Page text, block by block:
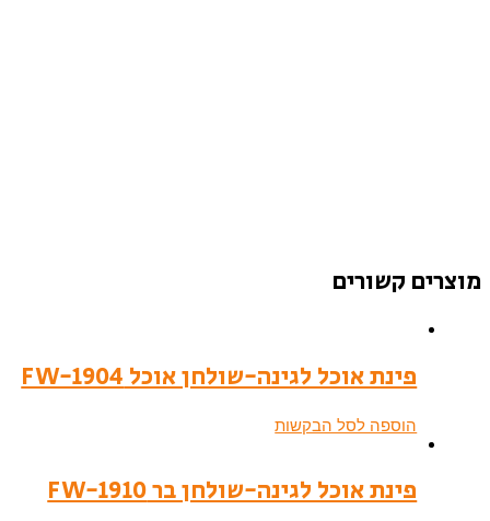
מוצרים קשורים
פינת אוכל לגינה-שולחן אוכל FW-1904
הוספה לסל הבקשות
פינת אוכל לגינה-שולחן בר FW-1910